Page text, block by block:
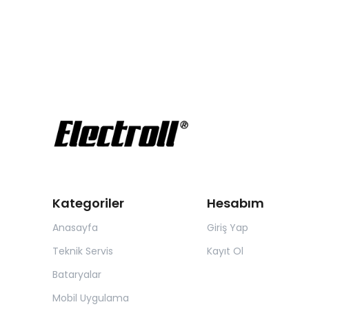
Kategoriler
Anasayfa
Teknik Servis
Bataryalar
Mobil Uygulama
Hesabım
Giriş Yap
Kayıt Ol